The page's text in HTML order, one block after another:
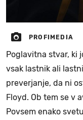
PROFIMEDIA
Poglavitna stvar, ki
vsak lastnik ali
preverjanje, da ni
Floyd. Ob tem se v
Povsem enako